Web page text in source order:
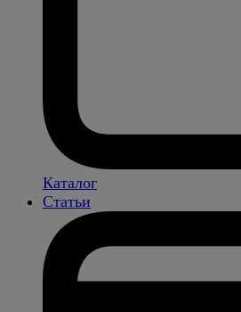
Каталог
Статьи